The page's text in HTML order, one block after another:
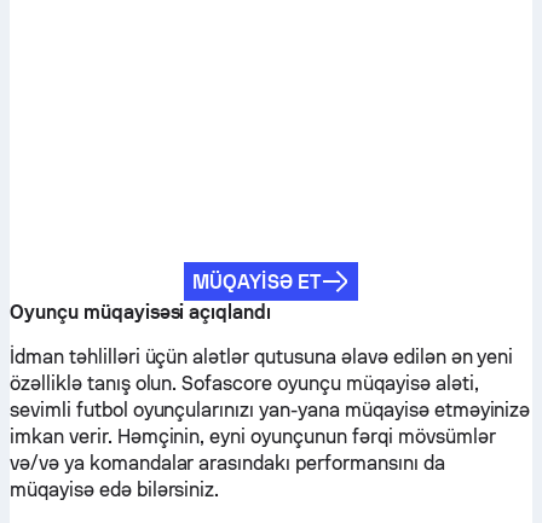
MÜQAYISƏ ET
Oyunçu müqayisəsi açıqlandı
İdman təhlilləri üçün alətlər qutusuna əlavə edilən ən yeni
özəlliklə tanış olun. Sofascore oyunçu müqayisə aləti,
sevimli futbol oyunçularınızı yan-yana müqayisə etməyinizə
imkan verir. Həmçinin, eyni oyunçunun fərqi mövsümlər
və/və ya komandalar arasındakı performansını da
müqayisə edə bilərsiniz.